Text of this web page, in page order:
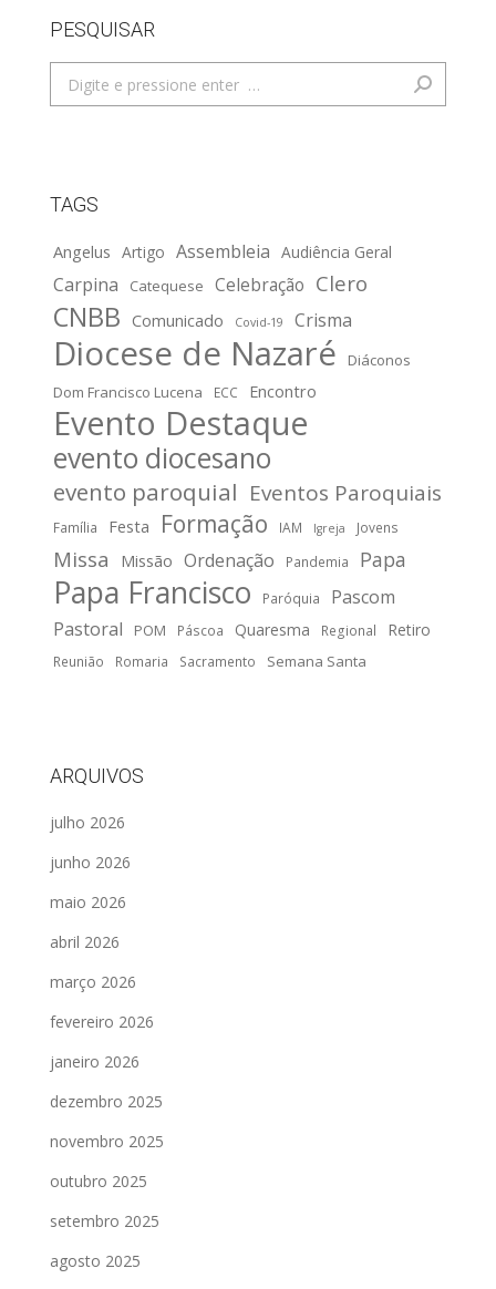
PESQUISAR
Search:
TAGS
Angelus Artigo Assembleia Audiência Geral
Carpina Catequese Celebração Clero
CNBB Comunicado Covid-19 Crisma
Diocese de Nazaré
Diáconos
Dom Francisco Lucena
ECC Encontro
Evento Destaque
evento diocesano
evento paroquial Eventos Paroquiais
Família Festa Formação IAM Igreja Jovens
Missa Missão Ordenação Pandemia Papa
Papa Francisco Paróquia
Pascom
Pastoral
POM Páscoa Quaresma Regional Retiro
Reunião Romaria Sacramento Semana Santa
ARQUIVOS
julho 2026
junho 2026
maio 2026
abril 2026
março 2026
fevereiro 2026
janeiro 2026
dezembro 2025
novembro 2025
outubro 2025
setembro 2025
agosto 2025